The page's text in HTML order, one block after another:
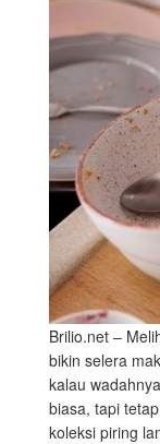
Brilio.net –
bikin selera
kalau
biasa, tapi
koleksi piring